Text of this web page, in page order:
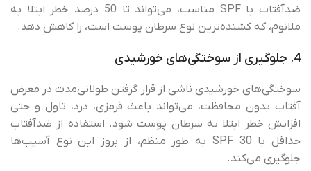
ضدآفتاب با SPF مناسب، می‌تواند تا 50 درصد خطر ابتلا به
ملانوم، که کشنده‌ترین نوع سرطان پوست است، را کاهش دهد.
4. جلوگیری از سوختگی‌های خورشیدی
سوختگی‌های خورشیدی ناشی از قرار گرفتن طولانی‌مدت در معرض
آفتاب بدون محافظت، می‌تواند باعث قرمزی، درد، تاول و حتی
افزایش خطر ابتلا به سرطان پوست شود. استفاده از ضدآفتاب
حداقل با SPF 30 به طور منظم، از بروز این نوع آسیب‌ها
جلوگیری می‌کند.